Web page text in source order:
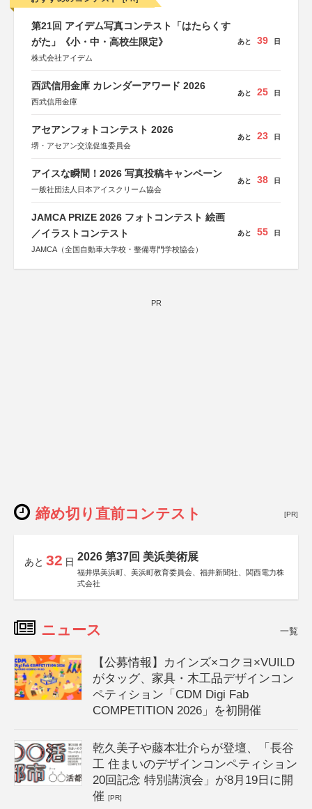
第21回 アイデム写真コンテスト「はたらくす
がた」《小・中・高校生限定》
株式会社アイデム
あと 39 日
西武信用金庫 カレンダーアワード 2026
西武信用金庫
あと 25 日
アセアンフォトコンテスト 2026
堺・アセアン交流促進委員会
あと 23 日
アイスな瞬間！2026 写真投稿キャンペーン
一般社団法人日本アイスクリーム協会
あと 38 日
JAMCA PRIZE 2026 フォトコンテスト 絵画
／イラストコンテスト
JAMCA（全国自動車大学校・整備専門学校協会）
あと 55 日
PR
締め切り直前コンテスト [PR]
あと 32 日 2026 第37回 美浜美術展
福井県美浜町、美浜町教育委員会、福井新聞社、関西電力株
式会社
ニュース 一覧
【公募情報】カインズ×コクヨ×VUILD
がタッグ、家具・木工品デザインコン
ペティション「CDM Digi Fab
COMPETITION 2026」を初開催
乾久美子や藤本壮介らが登壇、「長谷
工 住まいのデザインコンペティション
20回記念 特別講演会」が8月19日に開
催[PR]